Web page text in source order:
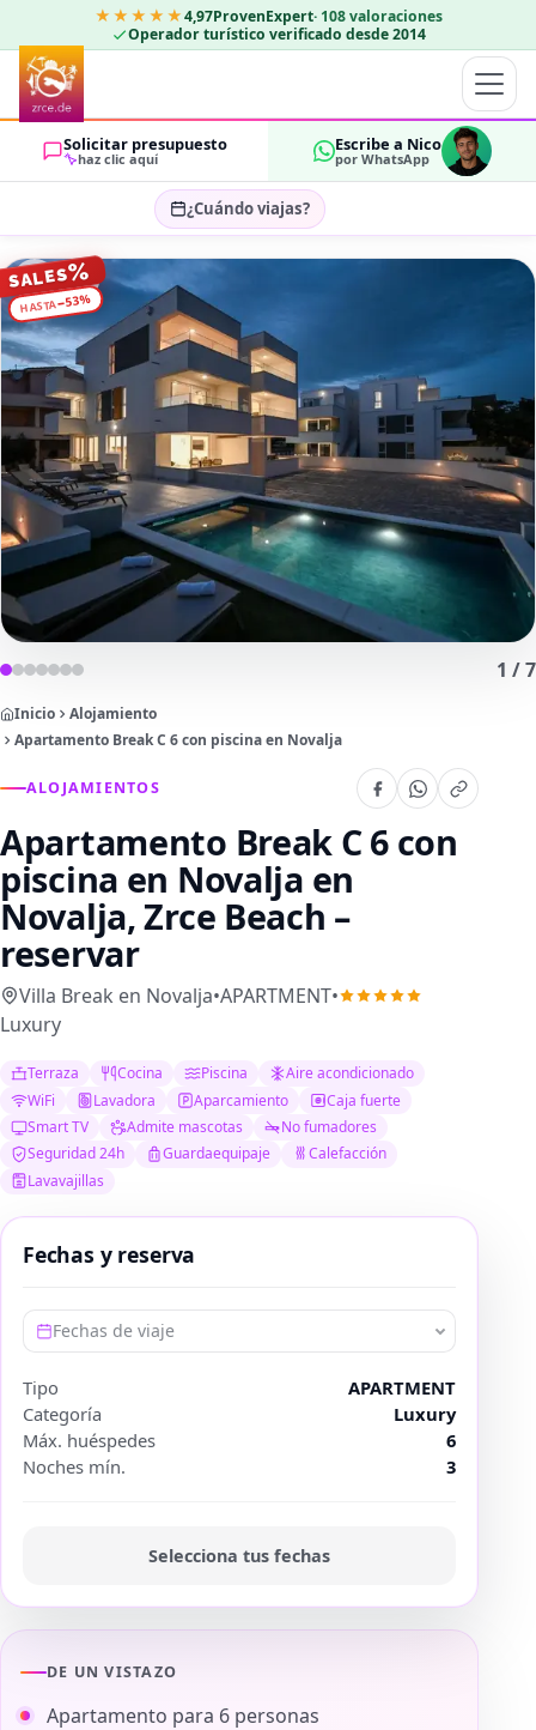
★★★★★4,97ProvenExpert· 108 valoraciones
Operador turístico verificado desde 2014
Solicitar presupuesto
haz clic aquí
Escribe a Nico
por WhatsApp
¿Cuándo viajas?
Seleccionar fechas…
HUÉSPEDES
2
1 /7
SALES%
HASTA−53%
Inicio
Alojamiento
Apartamento Break C 6 con piscina en Novalja
ALOJAMIENTOS
Apartamento Break C 6 con
piscina en Novalja en
Novalja, Zrce Beach –
reservar
Villa Break en Novalja•APARTMENT•
Luxury
Terraza Cocina Piscina
Aire acondicionado
WiFi
Lavadora Aparcamiento
Caja fuerte
Smart TV
Admite mascotas
No fumadores
Seguridad 24h
Guardaequipaje
Calefacción
Lavavajillas
DE UN VISTAZO
Apartamento para 6 personas
Fechas y reserva
Fechas de viaje
Tipo
APARTMENT
Categoría
Luxury
Máx. huéspedes
6
Noches mín.
3
Selecciona tus fechas